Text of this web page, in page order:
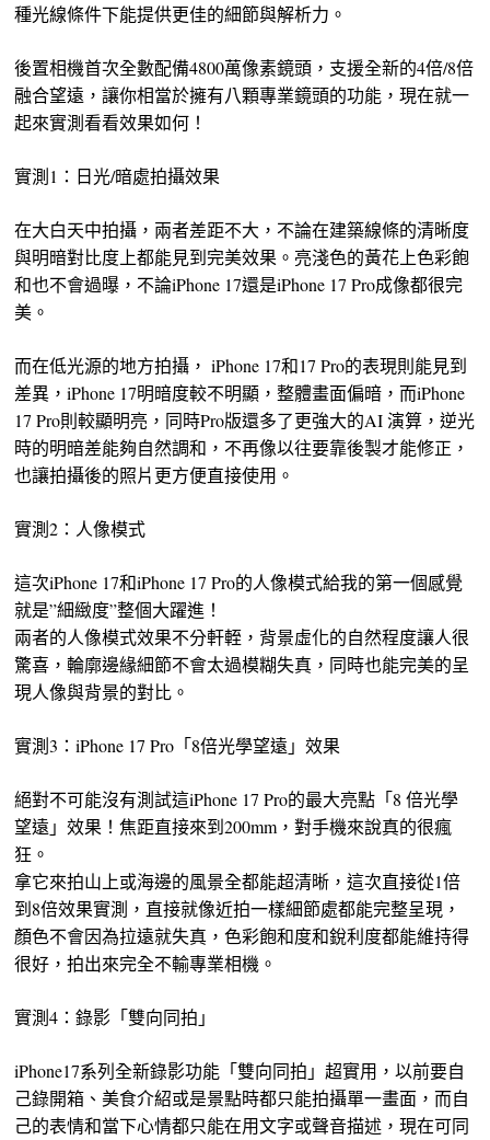
種光線條件下能提供更佳的細節與解析力。
後置相機首次全數配備4800萬像素鏡頭，支援全新的4倍/8倍
融合望遠，讓你相當於擁有八顆專業鏡頭的功能，現在就一
起來實測看看效果如何！
實測1：日光/暗處拍攝效果
在大白天中拍攝，兩者差距不大，不論在建築線條的清晰度
與明暗對比度上都能見到完美效果。亮淺色的黃花上色彩飽
和也不會過曝，不論iPhone 17還是iPhone 17 Pro成像都很完
美。
而在低光源的地方拍攝， iPhone 17和17 Pro的表現則能見到
差異，iPhone 17明暗度較不明顯，整體畫面偏暗，而iPhone
17 Pro則較顯明亮，同時Pro版還多了更強大的AI 演算，逆光
時的明暗差能夠自然調和，不再像以往要靠後製才能修正，
也讓拍攝後的照片更方便直接使用。
實測2：人像模式
這次iPhone 17和iPhone 17 Pro的人像模式給我的第一個感覺
就是”細緻度”整個大躍進！
兩者的人像模式效果不分軒輊，背景虛化的自然程度讓人很
驚喜，輪廓邊緣細節不會太過模糊失真，同時也能完美的呈
現人像與背景的對比。
實測3：iPhone 17 Pro「8倍光學望遠」效果
絕對不可能沒有測試這iPhone 17 Pro的最大亮點「8 倍光學
望遠」效果！焦距直接來到200mm，對手機來說真的很瘋
狂。
拿它來拍山上或海邊的風景全都能超清晰，這次直接從1倍
到8倍效果實測，直接就像近拍一樣細節處都能完整呈現，
顏色不會因為拉遠就失真，色彩飽和度和銳利度都能維持得
很好，拍出來完全不輸專業相機。
實測4：錄影「雙向同拍」
iPhone17系列全新錄影功能「雙向同拍」超實用，以前要自
己錄開箱、美食介紹或是景點時都只能拍攝單一畫面，而自
己的表情和當下心情都只能在用文字或聲音描述，現在可同